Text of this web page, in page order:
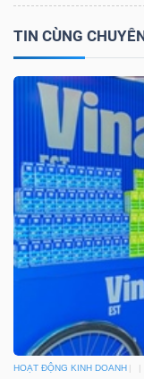
TIN CÙNG
HOẠT ĐỘNG KINH DOANH
Tất cả Cổ
Lãnh
đạo
Tất cả Người
Tin
tức
(-)
Bài
viết